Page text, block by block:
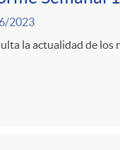
2023
la actualidad de los